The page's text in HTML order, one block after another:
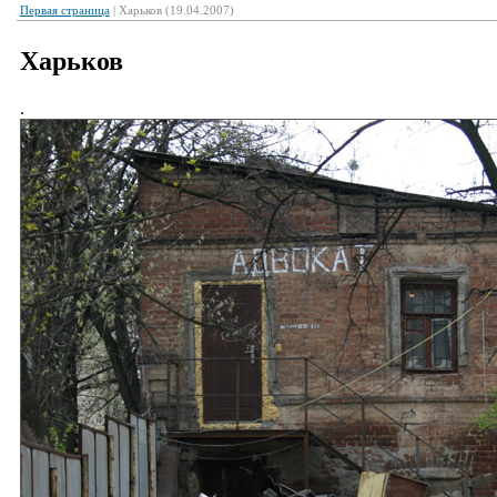
Первая страница| Харьков (19.04.2007)
Харьков
.